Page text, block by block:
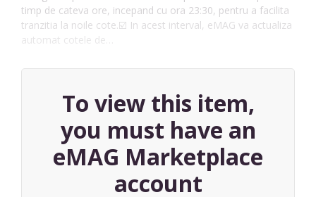
timp de cateva ore, incepand cu ora 23:30, pentru a facilita
tranzitia la noile cote.☑️ In acest interval, eMAG va actualiza
automat cotele de…
To view this item,
you must have an
eMAG Marketplace
account